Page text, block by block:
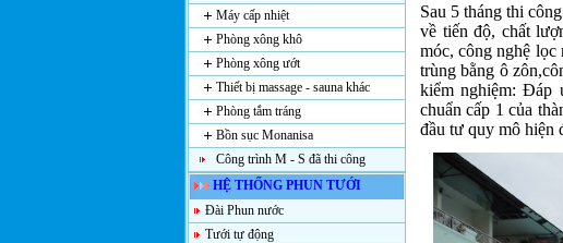
Máy cấp nhiệt
Phòng xông khô
Phòng xông ướt
Thiết bị massage - sauna khác
Phòng tắm tráng
Bồn sục Monanisa
Công trình M - S đã thi công
HỆ THỐNG PHUN TƯỚI
Đài Phun nước
Tưới tự động
Sau 5 tháng thi
về tiến độ, chất
móc, công nghệ
trùng bằng ô
kiểm nghiệm: Đáp
chuẩn cấp 1 của
đầu tư quy mô hiện